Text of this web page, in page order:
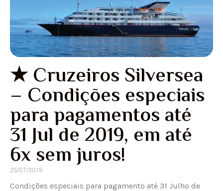
★ Cruzeiros Silversea
– Condições especiais
para pagamentos até
31 Jul de 2019, em até
6x sem juros!
25/07/2019
Condições especiais para pagamento até 31 Julho de